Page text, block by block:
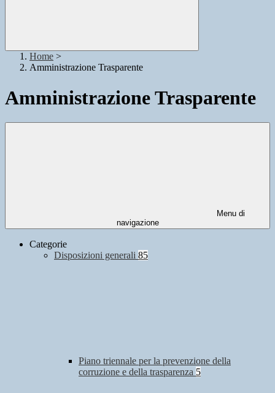
Home >
Amministrazione Trasparente
Amministrazione Trasparente
Menu di
navigazione
Categorie
Disposizioni generali 85
Piano triennale per la prevenzione della
corruzione e della trasparenza 5